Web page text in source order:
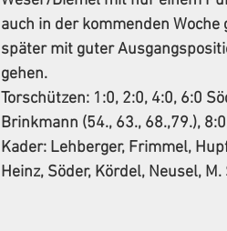
auch in der kommenden Woche
später mit guter
gehen.
Torschützen: 1:0, 2:0, 4:0, 6:0
Brinkmann (54., 63., 68.,79.),
Kader: Lehberger, Frimmel,
Heinz, Söder, Kördel, Neusel, M.